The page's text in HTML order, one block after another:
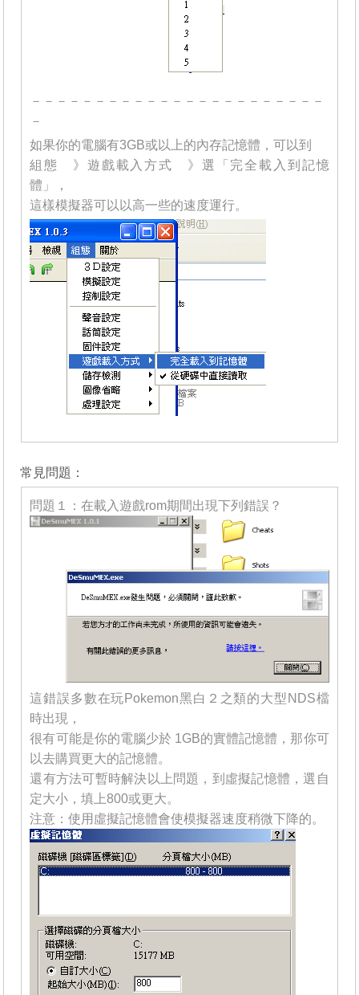
－－－－－－－－－－－－－－－－－－－－－－－
－
如果你的電腦有3GB或以上的內存記憶體，可以到
組態 》遊戲載入方式 》選「完全載入到記憶
體」，
這樣模擬器可以以高一些的速度運行。
常見問題：
問題１：在載入遊戲rom期間出現下列錯誤？
這錯誤多數在玩Pokemon黑白２之類的大型NDS檔
時出現，
很有可能是你的電腦少於 1GB的實體記憶體，那你可
以去購買更大的記憶體。
還有方法可暫時解決以上問題，到虛擬記憶體，選自
定大小，填上800或更大。
注意：使用虛擬記憶體會使模擬器速度稍微下降的。